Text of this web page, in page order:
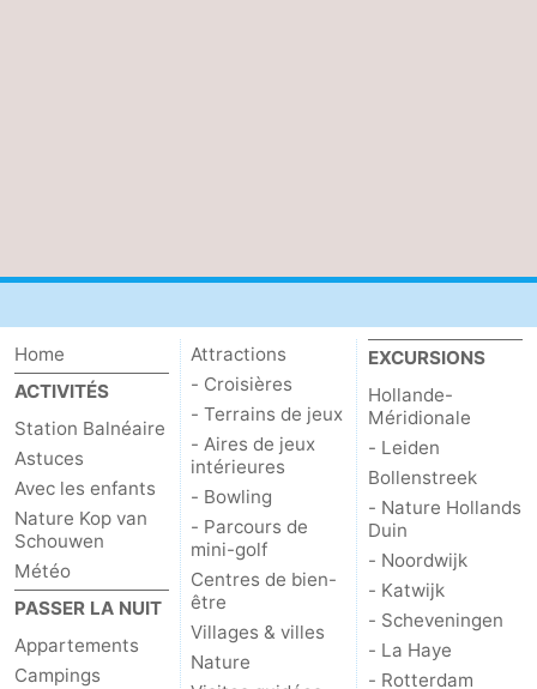
Home
ACTIVITÉS
Station Balnéaire
Astuces
Avec les enfants
Nature Kop van
Schouwen
Météo
PASSER LA NUIT
Appartements
Campings
Attractions
- Croisières
- Terrains de jeux
- Aires de jeux
intérieures
- Bowling
- Parcours de
mini-golf
Centres de bien-
être
Villages & villes
Nature
EXCURSIONS
Hollande-
Méridionale
- Leiden
Bollenstreek
- Nature Hollands
Duin
- Noordwijk
- Katwijk
- Scheveningen
- La Haye
- Rotterdam